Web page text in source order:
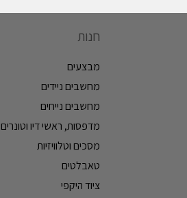
חנות
מבצעים
מחשבים ניידים
מחשבים נייחים
מדפסות, ראשי דיו וטונרים
מסכים וטלוויזיות
טאבלטים
ציוד היקפי